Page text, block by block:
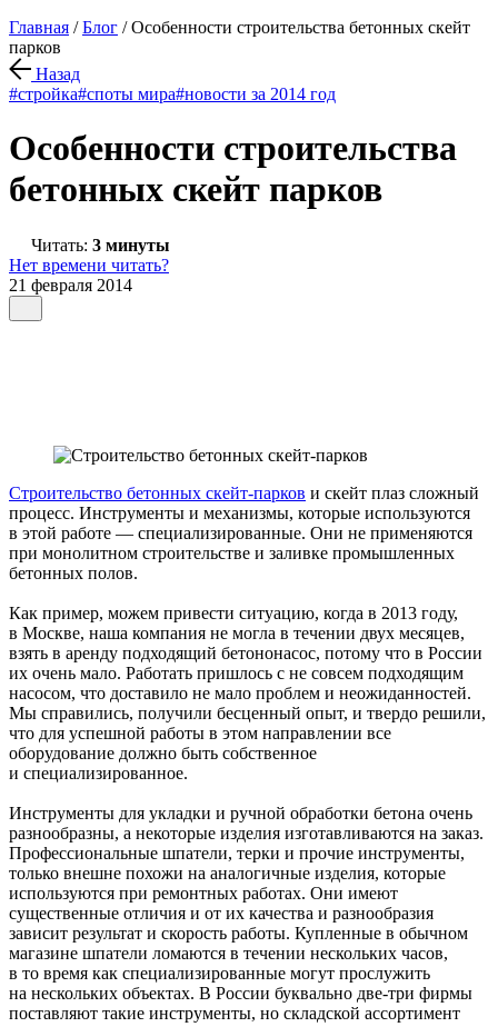
Главная /Блог /Особенности строительства бетонных скейт
парков
Назад
#стройка#споты мира#новости за 2014 год
Особенности строительства
бетонных скейт парков
Читать: 3 минуты
Нет времени читать?
21 февраля 2014
Строительство бетонных скейт-парков и скейт плаз сложный
процесс. Инструменты и механизмы, которые используются
в этой работе — специализированные. Они не применяются
при монолитном строительстве и заливке промышленных
бетонных полов.
Как пример, можем привести ситуацию, когда в 2013 году,
в Москве, наша компания не могла в течении двух месяцев,
взять в аренду подходящий бетононасос, потому что в России
их очень мало. Работать пришлось с не совсем подходящим
насосом, что доставило не мало проблем и неожиданностей.
Мы справились, получили бесценный опыт, и твердо решили,
что для успешной работы в этом направлении все
оборудование должно быть собственное
и специализированное.
Инструменты для укладки и ручной обработки бетона очень
разнообразны, а некоторые изделия изготавливаются на заказ.
Профессиональные шпатели, терки и прочие инструменты,
только внешне похожи на аналогичные изделия, которые
используются при ремонтных работах. Они имеют
существенные отличия и от их качества и разнообразия
зависит результат и скорость работы. Купленные в обычном
магазине шпатели ломаются в течении нескольких часов,
в то время как специализированные могут прослужить
на нескольких объектах. В России буквально две-три фирмы
поставляют такие инструменты, но складской ассортимент